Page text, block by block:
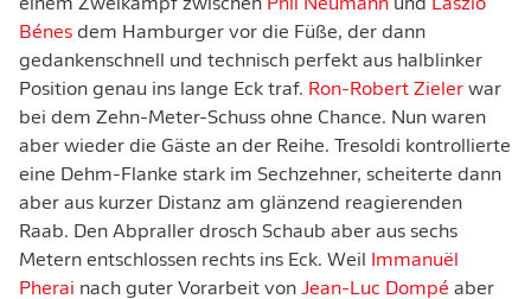
einem Zweikampf zwischen Phil Neumann und László
Bénes dem Hamburger vor die Füße, der dann
gedankenschnell und technisch perfekt aus halblinker
Position genau ins lange Eck traf. Ron-Robert Zieler war
bei dem Zehn-Meter-Schuss ohne Chance. Nun waren
aber wieder die Gäste an der Reihe. Tresoldi kontrollierte
eine Dehm-Flanke stark im Sechzehner, scheiterte dann
aber aus kurzer Distanz am glänzend reagierenden
Raab. Den Abpraller drosch Schaub aber aus sechs
Metern entschlossen rechts ins Eck. Weil
Immanuël
Pherai nach guter Vorarbeit von Jean-Luc Dompé aber